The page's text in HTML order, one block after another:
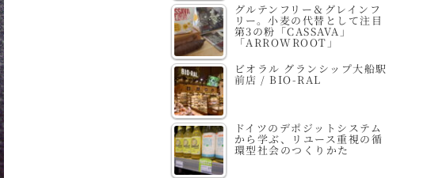
グルテンフリー＆グレインフ
リー。小麦の代替として注目
第3の粉「CASSAVA」
「ARROWROOT」
ビオラル グランシップ大船駅
前店 / BIO-RAL
ドイツのデポジットシステム
から学ぶ、リユース重視の循
環型社会のつくりかた